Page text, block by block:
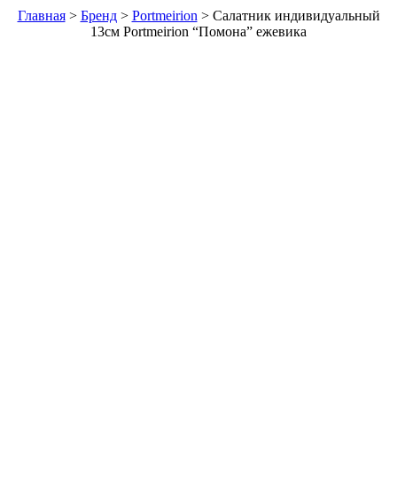
Главная> Бренд> Portmeirion > Салатник индивидуальный
13см Portmeirion “Помона” ежевика